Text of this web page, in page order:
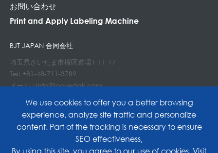
お問い合わせ
Print and Apply Labeling Machine
BJT JAPAN 合同会社
埼玉県さいたま市桜区道場1-11-17
Tel: +81-48-711-3789
メール : Info@lockedair.com
Hangzhou Bing Jia Tech. Co., Ltd.
We use cookies to offer you a better browsing
experience, analyze site traffic and personalize
content. Part of the tracking is necessary to ensure
SEO effectiveness,
By using this site, you agree to our use of cookies. Visit